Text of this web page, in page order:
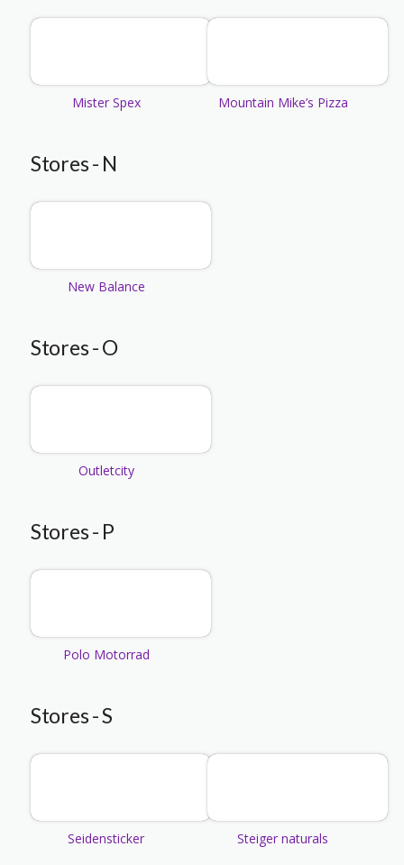
Mister Spex Mountain Mike’s Pizza
Stores - N
New Balance
Stores - O
Outletcity
Stores - P
Polo Motorrad
Stores - S
Seidensticker Steiger naturals